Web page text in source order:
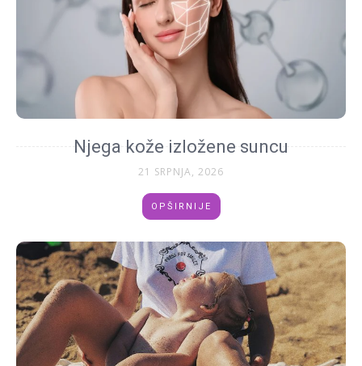
Njega kože izložene suncu
21 SRPNJA, 2026
OPŠIRNIJE